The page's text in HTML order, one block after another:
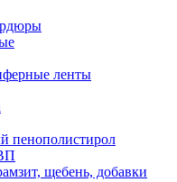
ленты
пенополистирол
щебень, добавки